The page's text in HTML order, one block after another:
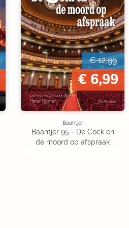
€ 12,99
€ 6,99
Baantjer
Baantjer 95 - De Cock en
de moord op afspraak